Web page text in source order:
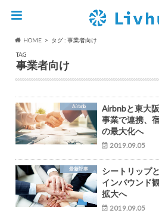
HOME
タグ : 事業者向け
TAG
事業者向け
Airbnb
Airbnbと東大
事業で連携、
の最大化へ
2019.09.05
最新記事
シートリップ
インバウンド
拡大へ
2019.09.05